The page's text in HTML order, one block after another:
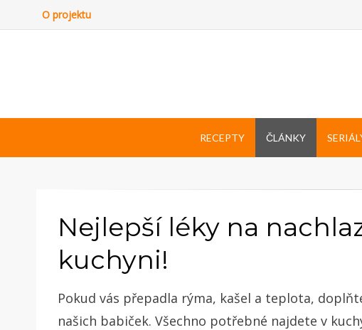
O projektu
RECEPTY ČLÁNKY
Nejlepší léky na
kuchyni!
Pokud vás přepadla rýma, kašel a teplota,
našich babiček. Všechno potřebné najdete v